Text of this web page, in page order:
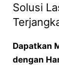
Solusi
Dapatkan
dengan